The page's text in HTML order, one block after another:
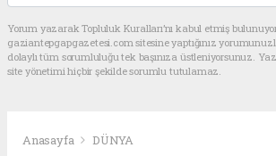
Yorum yazarak Topluluk Kuralları’nı kabul etmiş
gaziantepgapgazetesi.com sitesine yaptığınız
dolaylı tüm sorumluluğu tek başınıza üstleniyorsunuz.
site yönetimi hiçbir şekilde sorumlu tutulamaz.
Anasayfa DÜNYA